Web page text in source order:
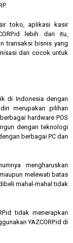
toko, aplikasi kasir
lebih dari itu,
transaksi bisnis yang
dan cocok untuk
di Indonesia dengan
merupakan pilihan
hardware POS
dengan teknologi
berbagai PC dan
mengharuskan
melewati batas
mahal-mahal tidak
tidak menerapkan
YAZCORP.id di